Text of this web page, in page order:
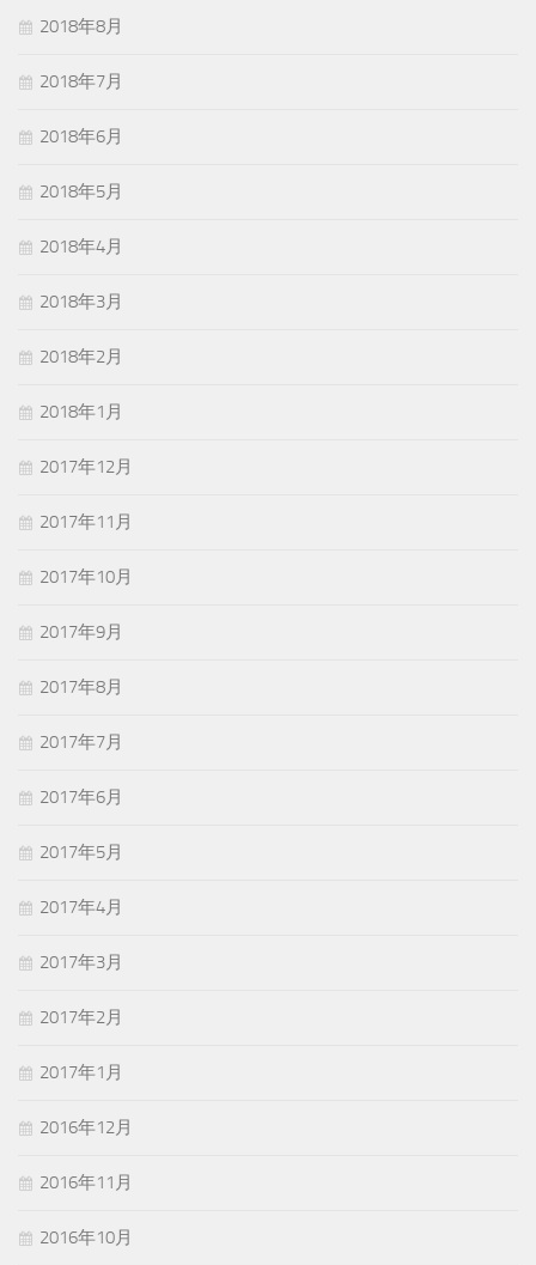
2018年8月
2018年7月
2018年6月
2018年5月
2018年4月
2018年3月
2018年2月
2018年1月
2017年12月
2017年11月
2017年10月
2017年9月
2017年8月
2017年7月
2017年6月
2017年5月
2017年4月
2017年3月
2017年2月
2017年1月
2016年12月
2016年11月
2016年10月